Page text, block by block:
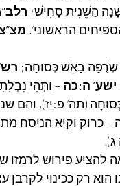
הַשֵּׁנִית סָחִישׁ;
הראשוני’.
שְׂרֻפָה בָאֵשׁ כְּסוּחָה;
ישע’ ה:כה – וַתְּהִי
(תה’ פ:יז), והם
– כרוק וקיא הניסח
ג).
להציע פירוש
הוא רק ככינוי